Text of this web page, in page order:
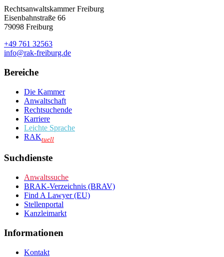
Rechtsanwaltskammer Freiburg
Eisenbahnstraße 66
79098 Freiburg
+49 761 32563
info@rak-freiburg.de
Bereiche
Die Kammer
Anwaltschaft
Rechtsuchende
Karriere
Leichte Sprache
RAKtuell
Suchdienste
Anwaltssuche
BRAK-Verzeichnis (BRAV)
Find A Lawyer (EU)
Stellenportal
Kanzleimarkt
Informationen
Kontakt